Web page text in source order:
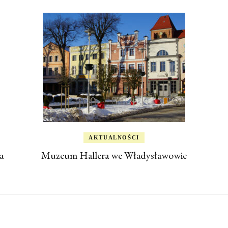
AKTUALNOŚCI
Muzeum Hallera we Władysławowie